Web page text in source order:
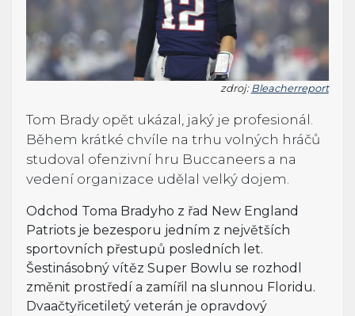
zdroj: Bleacherreport
Tom Brady opět ukázal, jaký je profesionál.
Během krátké chvíle na trhu volných hráčů
studoval ofenzivní hru Buccaneers a na
vedení organizace udělal velký dojem.
Odchod Toma Bradyho z řad New England
Patriots je bezesporu jedním z největších
sportovních přestupů posledních let.
Šestinásobný vítěz Super Bowlu se rozhodl
změnit prostředí a zamířil na slunnou Floridu.
Dvaačtyřicetiletý veterán je opravdový